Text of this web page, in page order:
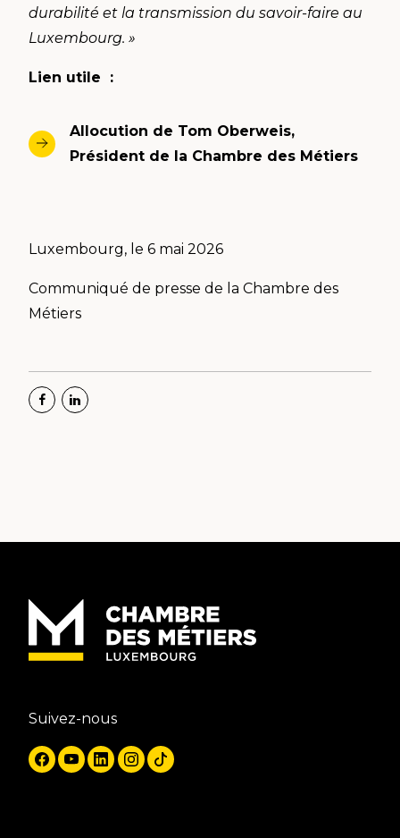
durabilité et la transmission du savoir-faire au
Luxembourg. »
Lien utile :
Allocution de Tom Oberweis,
Président de la Chambre des Métiers
Luxembourg, le 6 mai 2026
Communiqué de presse de la Chambre des
Métiers
Suivez-nous